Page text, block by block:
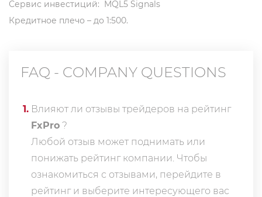
Сервис инвестиций: MQL5 Signals
Кредитное плечо – до 1:500.
FAQ - COMPANY QUESTIONS
1. Влияют ли отзывы трейдеров на рейтинг
FxPro ?
Любой отзыв может поднимать или
понижать рейтинг компании. Чтобы
ознакомиться с отзывами, перейдите в
рейтинг и выберите интересующего вас